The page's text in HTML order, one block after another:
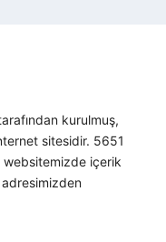
kurulmuş,
sitesidir. 5651
websitemizde içerik